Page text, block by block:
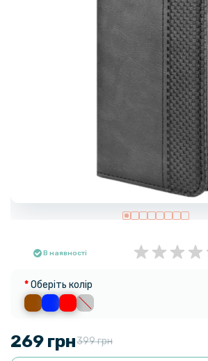
В наявності
Оберіть колір
269 грн399 грн